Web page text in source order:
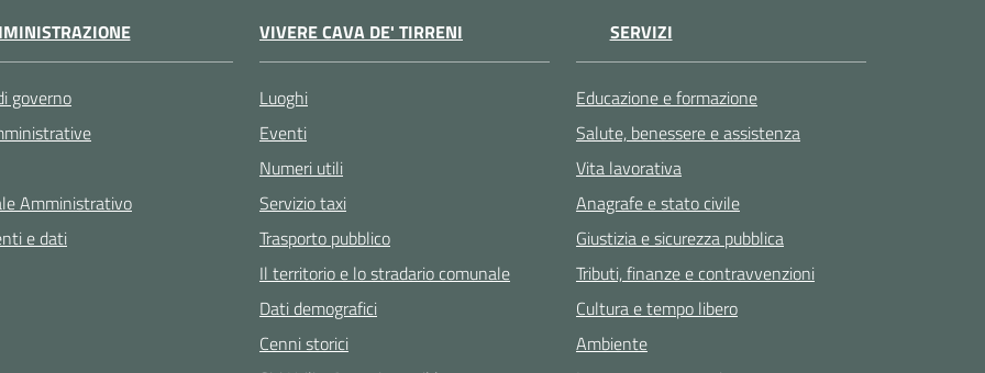
governo
Amministrativo
e dati
VIVERE CAVA DE' TIRRENI
Luoghi
Eventi
Numeri utili
Servizio taxi
Trasporto pubblico
Il territorio e lo stradario comunale
Dati demografici
Cenni storici
SERVIZI
Educazione e formazione
Salute, benessere e assistenza
Vita lavorativa
Anagrafe e stato civile
Giustizia e sicurezza pubblica
Tributi, finanze e contravvenzioni
Cultura e tempo libero
Ambiente